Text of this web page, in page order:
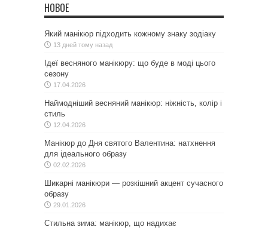
НОВОЕ
Який манікюр підходить кожному знаку зодіаку
13 дней тому назад
Ідеї весняного манікюру: що буде в моді цього
сезону
17.04.2026
Наймодніший весняний манікюр: ніжність, колір і
стиль
12.04.2026
Манікюр до Дня святого Валентина: натхнення
для ідеального образу
02.02.2026
Шикарні манікюри — розкішний акцент сучасного
образу
29.01.2026
Стильна зима: манікюр, що надихає